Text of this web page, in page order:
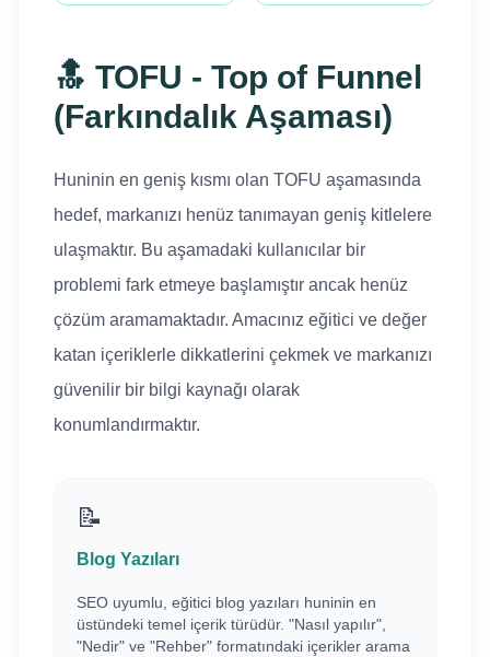
🔝 TOFU - Top of Funnel
(Farkındalık Aşaması)
Huninin en geniş kısmı olan TOFU aşamasında
hedef, markanızı henüz tanımayan geniş kitlelere
ulaşmaktır. Bu aşamadaki kullanıcılar bir
problemi fark etmeye başlamıştır ancak henüz
çözüm aramamaktadır. Amacınız eğitici ve değer
katan içeriklerle dikkatlerini çekmek ve markanızı
güvenilir bir bilgi kaynağı olarak
konumlandırmaktır.
📝
Blog Yazıları
SEO uyumlu, eğitici blog yazıları huninin en
üstündeki temel içerik türüdür. "Nasıl yapılır",
"Nedir" ve "Rehber" formatındaki içerikler arama